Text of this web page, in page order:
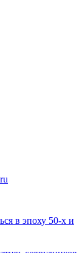
в эпоху 50-х и